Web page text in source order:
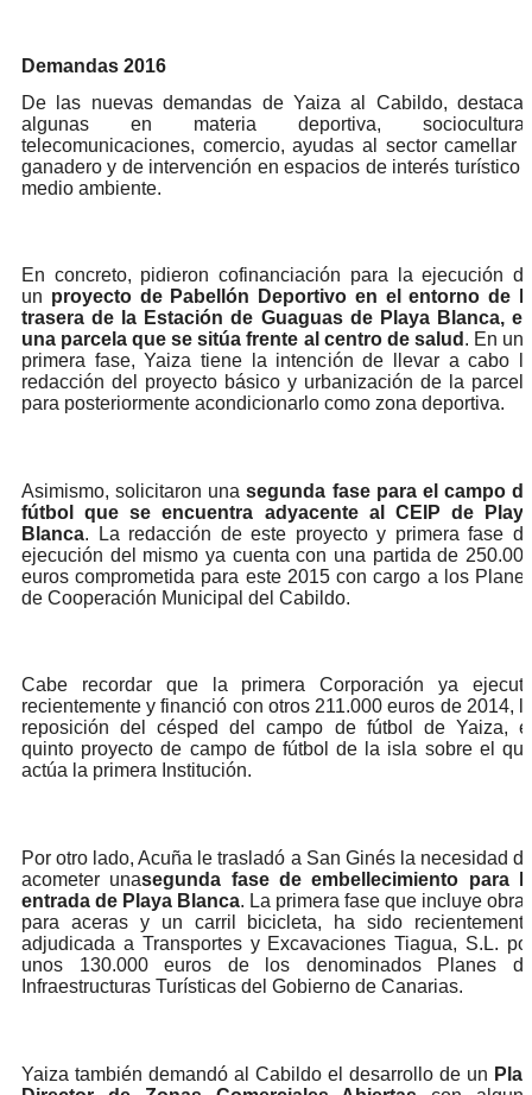
Demandas 2016
De las nuevas demandas de Yaiza al Cabildo,
algunas en materia deportiva,
telecomunicaciones, comercio, ayudas al sector camellar
ganadero y de intervención en espacios de interés turístico
medio ambiente.
En concreto, pidieron cofinanciación para la ejecución
un proyecto de Pabellón Deportivo en el entorno de
trasera de la Estación de Guaguas de Playa Blanca,
una parcela que se sitúa frente al centro de salud . En
primera fase, Yaiza tiene la intención de llevar a cabo
redacción del proyecto básico y urbanización de la
para posteriormente acondicionarlo como zona deportiva.
Asimismo, solicitaron unasegunda fase para el campo
fútbol que se encuentra adyacente al CEIP de
Blanca. La redacción de este proyecto y primera fase
ejecución del mismo ya cuenta con una partida de
euros comprometida para este 2015 con cargo a los
de Cooperación Municipal del Cabildo.
Cabe recordar que la primera Corporación ya
recientemente y financió con otros 211.000 euros de 2014,
reposición del césped del campo de fútbol de Yaiza,
quinto proyecto de campo de fútbol de la isla sobre el
actúa la primera Institución.
Por otro lado, Acuña le trasladó a San Ginés la necesidad
acometer unasegunda fase de embellecimiento para
entrada de Playa Blanca. La primera fase que incluye
para aceras y un carril bicicleta, ha sido
adjudicada a Transportes y Excavaciones Tiagua, S.L.
unos 130.000 euros de los denominados Planes
Infraestructuras Turísticas del Gobierno de Canarias.
Yaiza también demandó al Cabildo el desarrollo de un